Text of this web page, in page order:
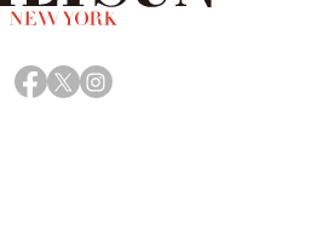
Facebook
X Instagram